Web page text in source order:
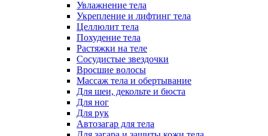
Увлажнение тела
Укрепление и лифтинг тела
Целлюлит тела
Похудение тела
Растяжки на теле
Сосудистые звездочки
Вросшие волосы
Массаж тела и обертывание
Для шеи, декольте и бюста
Для ног
Для рук
Автозагар для тела